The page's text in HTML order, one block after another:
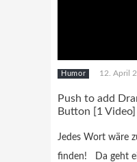
Humor 12. April
Push to add
Button [1 Video]
Jedes Wort wäre
finden! Da geht